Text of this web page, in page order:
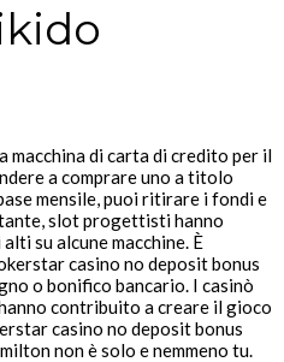
macchina di carta di credito per il
a comprare uno a titolo
mensile, puoi ritirare i fondi e
slot progettisti hanno
su alcune macchine. È
casino no deposit bonus
o bonifico bancario. I casinò
contribuito a creare il gioco
casino no deposit bonus
non è solo e nemmeno tu.